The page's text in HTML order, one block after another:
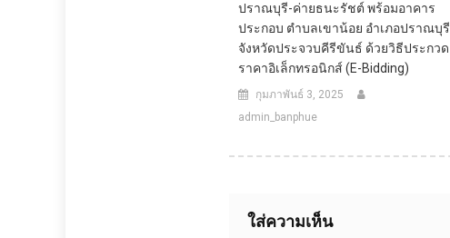
ปราณบุรี-ค่ายธนะรัชต์ พร้อมอาคาร
ประกอบ ตำบลเขาน้อย อำเภอปราณบุรี
จังหวัดประจวบคีรีขันธ์ ด้วยวิธีประกวด
ราคาอิเล็กทรอนิกส์ (e-Bidding)
กุมภาพันธ์ 3, 2025
admin_banphue
ใส่ความเห็น